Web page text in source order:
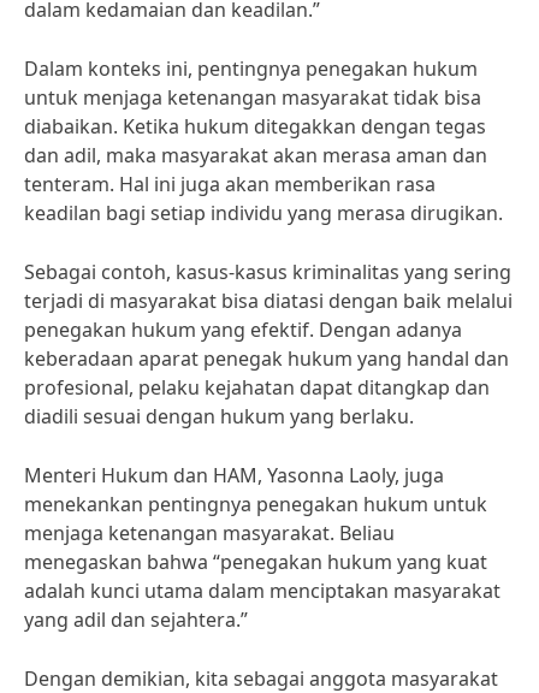
dalam kedamaian dan keadilan.”
Dalam konteks ini, pentingnya penegakan hukum
untuk menjaga ketenangan masyarakat tidak bisa
diabaikan. Ketika hukum ditegakkan dengan tegas
dan adil, maka masyarakat akan merasa aman dan
tenteram. Hal ini juga akan memberikan rasa
keadilan bagi setiap individu yang merasa dirugikan.
Sebagai contoh, kasus-kasus kriminalitas yang sering
terjadi di masyarakat bisa diatasi dengan baik melalui
penegakan hukum yang efektif. Dengan adanya
keberadaan aparat penegak hukum yang handal dan
profesional, pelaku kejahatan dapat ditangkap dan
diadili sesuai dengan hukum yang berlaku.
Menteri Hukum dan HAM, Yasonna Laoly, juga
menekankan pentingnya penegakan hukum untuk
menjaga ketenangan masyarakat. Beliau
menegaskan bahwa “penegakan hukum yang kuat
adalah kunci utama dalam menciptakan masyarakat
yang adil dan sejahtera.”
Dengan demikian, kita sebagai anggota masyarakat